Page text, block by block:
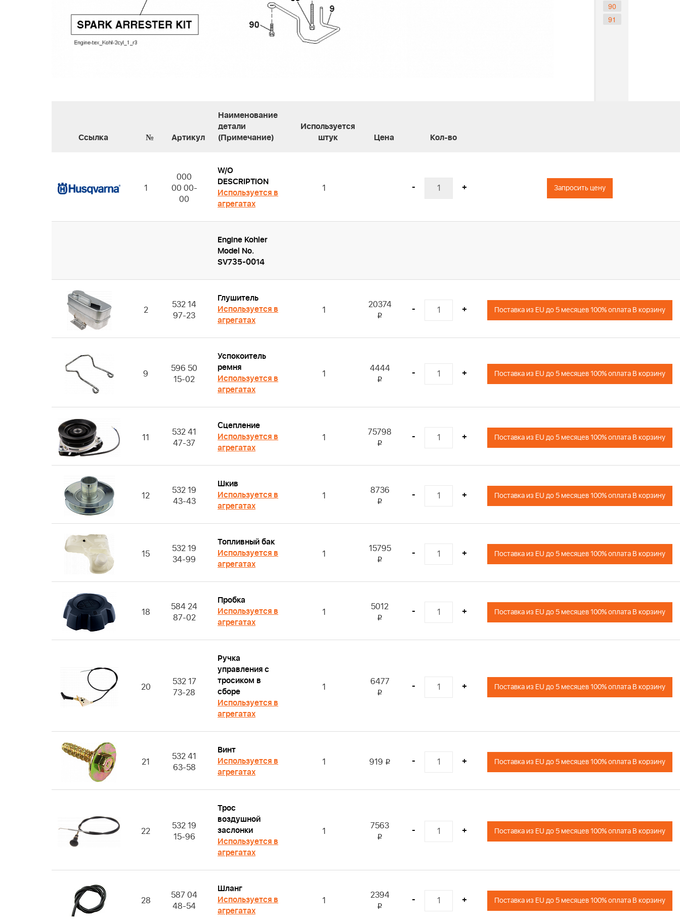
90
91
Ссылка № Артикул
Наименование
детали
(Примечание)
Используется
штук
Цена Кол-во
1
000
00 00-
00
W/O
DESCRIPTION
Используется в
агрегатах
1 - + Запросить цену
Engine Kohler
Model No.
SV735-0014
2
532 14
97-23
Глушитель
Используется в
агрегатах
1 20374
i
- + Поставка из EU до 5 месяцев 100% оплата В корзину
9
596 50
15-02
Успокоитель
ремня
Используется в
агрегатах
1 4444
i
- + Поставка из EU до 5 месяцев 100% оплата В корзину
11
532 41
47-37
Сцепление
Используется в
агрегатах
1 75798
i
- + Поставка из EU до 5 месяцев 100% оплата В корзину
12
532 19
43-43
Шкив
Используется в
агрегатах
1 8736
i
- + Поставка из EU до 5 месяцев 100% оплата В корзину
15
532 19
34-99
Топливный бак
Используется в
агрегатах
1 15795
i
- + Поставка из EU до 5 месяцев 100% оплата В корзину
18
584 24
87-02
Пробка
Используется в
агрегатах
1 5012
i
- + Поставка из EU до 5 месяцев 100% оплата В корзину
20
532 17
73-28
Ручка
управления с
тросиком в
сборе
Используется в
агрегатах
1 6477
i
- + Поставка из EU до 5 месяцев 100% оплата В корзину
21
532 41
63-58
Винт
Используется в
агрегатах
1 919 i - + Поставка из EU до 5 месяцев 100% оплата В корзину
22
532 19
15-96
Трос
воздушной
заслонки
Используется в
агрегатах
1 7563
i
- + Поставка из EU до 5 месяцев 100% оплата В корзину
28
587 04
48-54
Шланг
Используется в
агрегатах
1 2394
i
- + Поставка из EU до 5 месяцев 100% оплата В корзину